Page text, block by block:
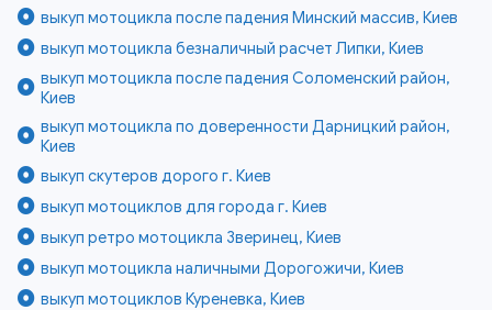
выкуп мотоцикла после падения Минский массив, Киев
выкуп мотоцикла безналичный расчет Липки, Киев
выкуп мотоцикла после падения Соломенский район,
Киев
выкуп мотоцикла по доверенности Дарницкий район,
Киев
выкуп скутеров дорого г. Киев
выкуп мотоциклов для города г. Киев
выкуп ретро мотоцикла Зверинец, Киев
выкуп мотоцикла наличными Дорогожичи, Киев
выкуп мотоциклов Куреневка, Киев